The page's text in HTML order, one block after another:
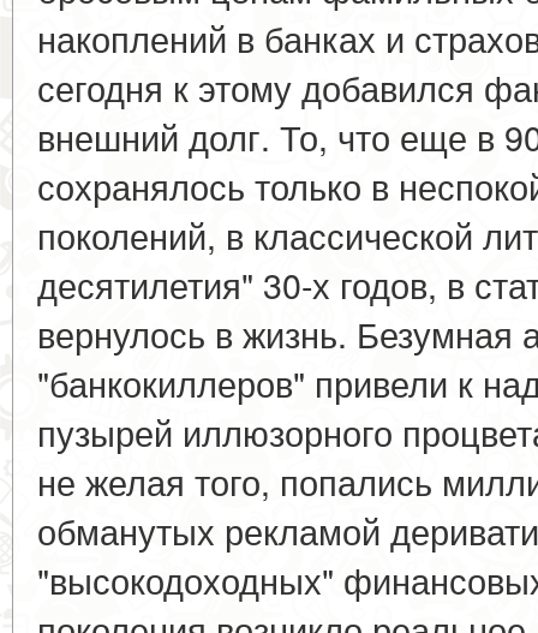
накоплений в банках и
сегодня к этому добавился
внешний долг. То, что еще в
сохранялось только в
поколений, в классической
десятилетия" 30-х годов, в
вернулось в жизнь. Безумная
"банкокиллеров" привели к
пузырей иллюзорного
не желая того, попались
обманутых рекламой
"высокодоходных"